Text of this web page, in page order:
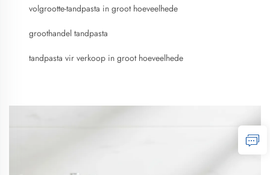
volgrootte-tandpasta in groot hoeveelhede
groothandel tandpasta
tandpasta vir verkoop in groot hoeveelhede